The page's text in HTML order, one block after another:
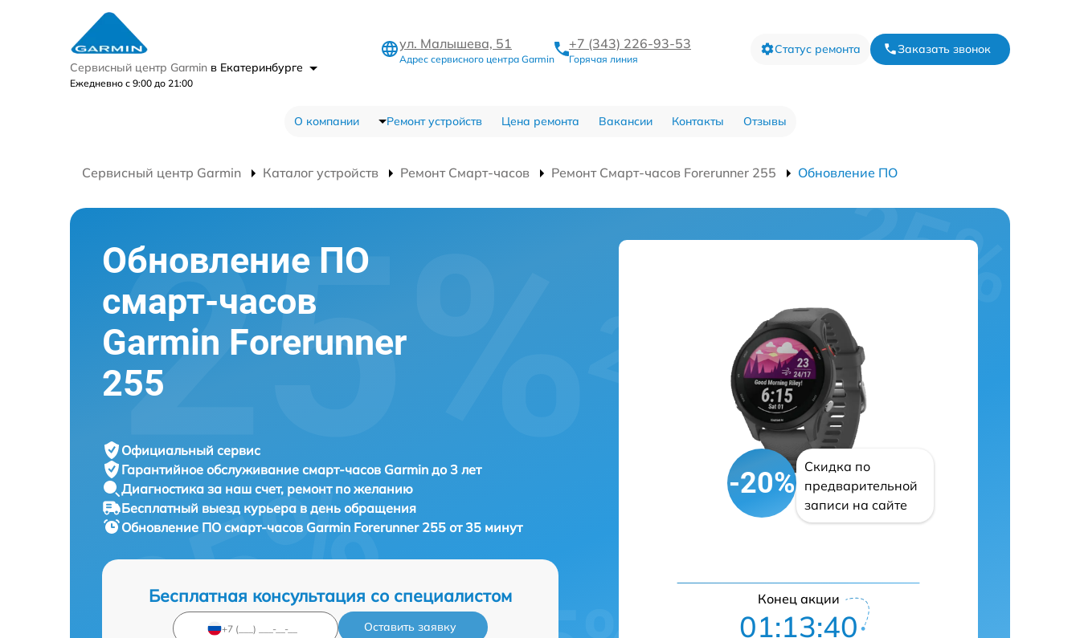
Сервисный центр Garmin в Екатеринбурге
Ежедневно с 9:00 до 21:00
ул. Малышева, 51
Адрес сервисного центра Garmin
+7 (343) 226-93-53
Горячая линия
Статус ремонта Заказать звонок
О компании Ремонт устройств Цена ремонта Вакансии Контакты Отзывы
Сервисный центр Garmin Каталог устройств Ремонт Смарт-часов Ремонт Смарт-часов Forerunner 255 Обновление ПО
Обновление ПО
смарт-часов
Garmin Forerunner
255
Официальный сервис
Гарантийное обслуживание смарт-часов Garmin до 3 лет
Диагностика за наш счет, ремонт по желанию
Бесплатный выезд курьера в день обращения
Обновление ПО смарт-часов Garmin Forerunner 255 от 35 минут
Бесплатная консультация со специалистом
Оставить заявку
-20%
Скидка по
предварительной
записи на сайте
Конец акции
01:13:39